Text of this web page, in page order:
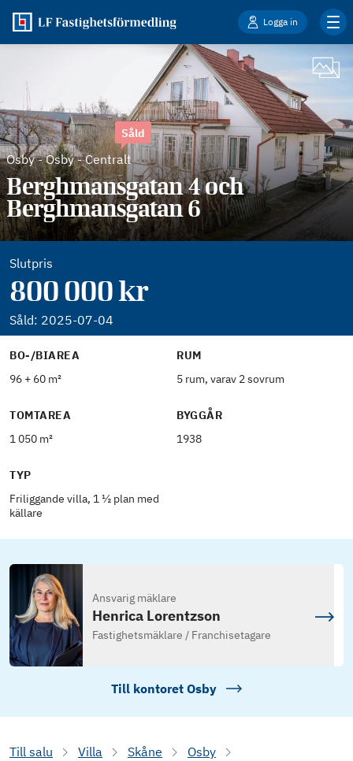
Logga in
Osby-Osby - Centralt
Såld
Berghmansgatan 4 och
Berghmansgatan 6
Slutpris
800 000 kr
Såld: 2025-07-04
BO-/BIAREA
96 + 60 m²
RUM
5 rum, varav 2 sovrum
TOMTAREA
1 050 m²
BYGGÅR
1938
TYP
Friliggande villa, 1 ½ plan med
källare
Ansvarig mäklare
Henrica Lorentzson
Fastighetsmäklare / Franchisetagare
Till kontoret Osby
Till salu Villa Skåne
Osby